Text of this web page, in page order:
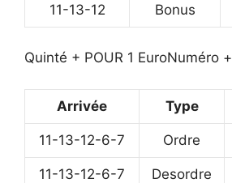
11-13-12 Bonus
Quinté + POUR 1 EuroNuméro +
Arrivée Type
11-13-12-6-7 Ordre
11-13-12-6-7 Desordre